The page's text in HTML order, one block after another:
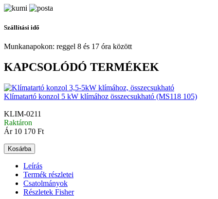
Szállítási idő
Munkanapokon: reggel 8 és 17 óra között
KAPCSOLÓDÓ TERMÉKEK
Klímatartó konzol 5 kW klímához összecsukható (MS118 105)
KLIM-0211
Raktáron
Ár 10 170 Ft
Kosárba
Leírás
Termék részletei
Csatolmányok
Részletek Fisher